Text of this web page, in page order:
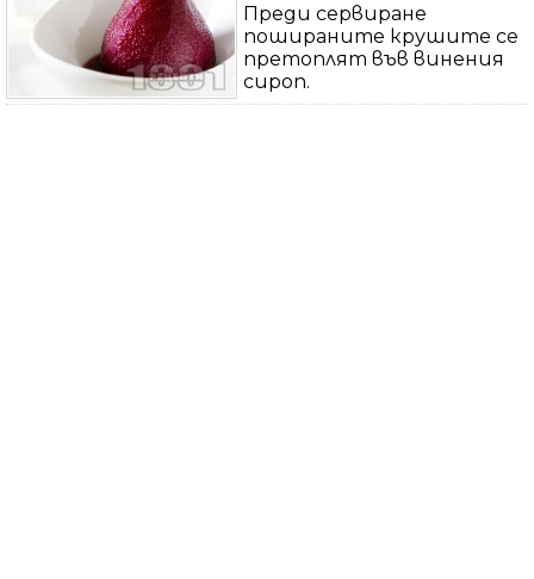
Преди сервиране
пошираните крушите се
претоплят във винения
сироп.